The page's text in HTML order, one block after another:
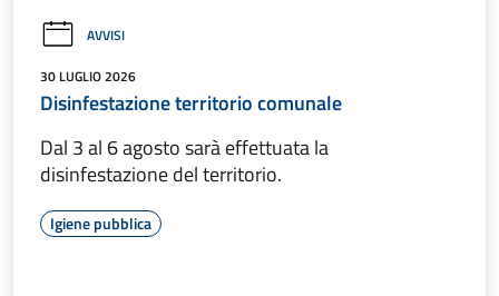
AVVISI
30 LUGLIO 2026
Disinfestazione territorio comunale
Dal 3 al 6 agosto sarà effettuata la
disinfestazione del territorio.
Igiene pubblica